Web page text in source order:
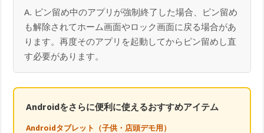
A. ピン留め中のアプリが強制終了した場合、ピン留め
も解除されてホーム画面やロック画面に戻る場合があ
ります。再度そのアプリを起動してからピン留めし直
す必要があります。
Androidをさらに便利に使えるおすすめアイテム
Androidタブレット（子供・店頭デモ用）